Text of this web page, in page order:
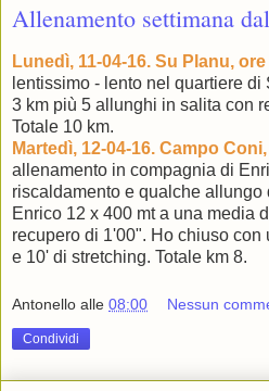
Allenamento settimana
Lunedì, 11-04-16. Su Planu, ore
lentissimo - lento nel quartiere
3 km più 5 allunghi in salita con
Totale 10 km.
Martedì, 12-04-16. Campo
allenamento in compagnia di
riscaldamento e qualche allungo
Enrico 12 x 400 mt a una media
recupero di 1'00". Ho chiuso
e 10' di stretching. Totale km 8.
Antonello alle 08:00 Nessun
Condividi